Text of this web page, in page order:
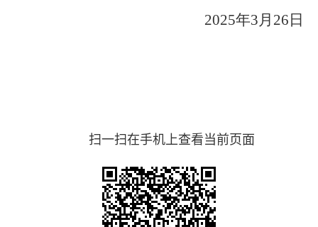
2025年3月 26 日
扫一扫在手机上查看当前页面